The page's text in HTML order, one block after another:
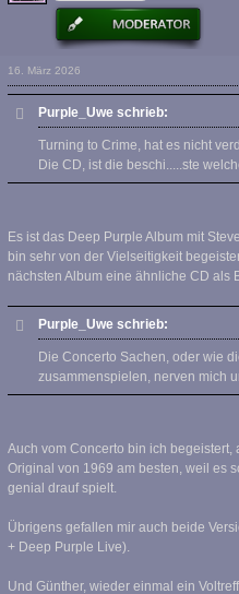
16. März 2026
Purple_Uwe schrieb:
Turning to Crime, hat es nicht
Die CD, ist die beschi.....ste
Es ist das Deep Purple Album mit
bin sehr von der Vielseitigkeit
nächsten Album eine ähnliche CD als
Purple_Uwe schrieb:
Die Concerto Sachen, oder wie
zusammenspielen, nerven mich
Auch vom Concerto bin ich
Original von 1969 am besten, weil es
genial drauf spielt.
Übrigens gefallen mir auch beide
+ Deep Purple Live).
Und Günther, wieder einmal ein